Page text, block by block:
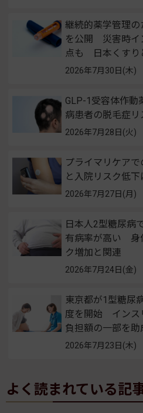
継続的薬学管理
を公開 災害時イ
点も 日本くすり
2026年7月30日(木)
GLP-1受容体作動
病患者の脱毛症
2026年7月28日(火)
プライマリケアで
と入院リスク低下
2026年7月27日(月)
日本人2型糖尿病
有病率が高い 身
ク増加と関連
2026年7月24日(金)
東京都が1型糖尿
度を開始 インス
負担額の一部を助
2026年7月23日(木)
よく読まれている記